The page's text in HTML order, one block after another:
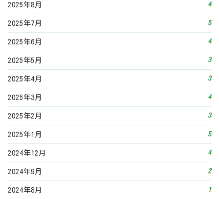
2025年8月 4
2025年7月 5
2025年6月 4
2025年5月 3
2025年4月 3
2025年3月 4
2025年2月 3
2025年1月 5
2024年12月 4
2024年9月 2
2024年8月 1